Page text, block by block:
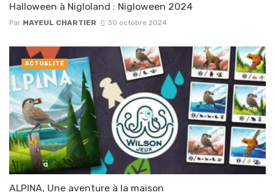
Halloween à Nigloland : Nigloween 2024
Par MAYEUL CHARTIER 30 octobre 2024
ALPINA, Une aventure à la maison
ACTUALITÉ